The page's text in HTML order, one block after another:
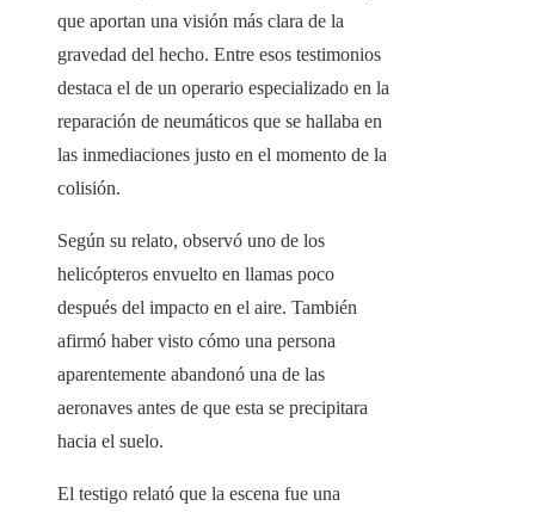
que aportan una visión más clara de la
gravedad del hecho. Entre esos testimonios
destaca el de un operario especializado en la
reparación de neumáticos que se hallaba en
las inmediaciones justo en el momento de la
colisión.
Según su relato, observó uno de los
helicópteros envuelto en llamas poco
después del impacto en el aire. También
afirmó haber visto cómo una persona
aparentemente abandonó una de las
aeronaves antes de que esta se precipitara
hacia el suelo.
El testigo relató que la escena fue una